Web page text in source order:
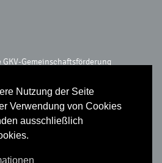
Nutzung der Seite
Verwendung von Cookies
ausschließlich
Gemeinschaftsförderung
vdek, AOK-Bundesverband, BKK
& Sozialversicherung für
Gartenbau gefördert.